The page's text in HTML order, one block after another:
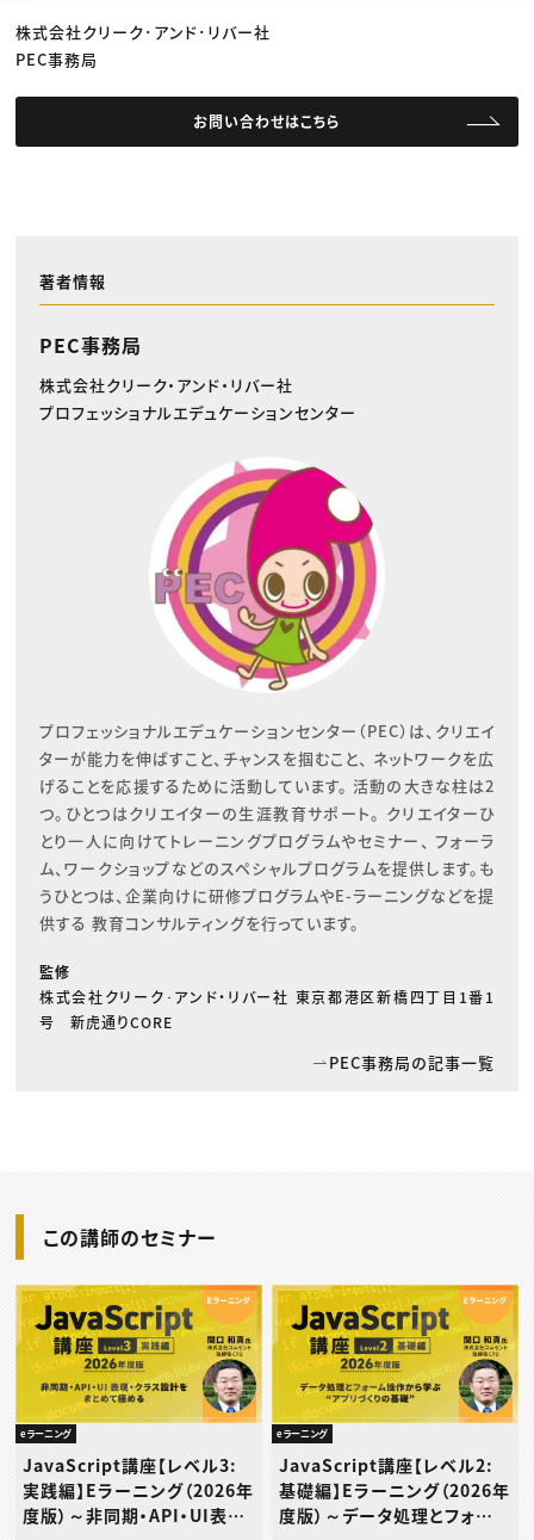
株式会社クリーク･アンド･リバー社
PEC事務局
お問い合わせはこちら
著者情報
PEC事務局
株式会社クリーク・アンド・リバー社
プロフェッショナルエデュケーションセンター
プロフェッショナルエデュケーションセンター（PEC）は、クリエイ
ターが能力を伸ばすこと、チャンスを掴むこと、 ネットワークを広
げることを応援するために活動しています。 活動の大きな柱は2
つ。ひとつはクリエイターの生涯教育サポート。 クリエイターひ
とり一人に向けてトレーニングプログラムやセミナー、 フォーラ
ム、ワークショップなどのスペシャルプログラムを提供します。も
うひとつは、企業向けに研修プログラムやE-ラーニングなどを提
供する 教育コンサルティングを行っています。
監修
株式会社クリーク･アンド・リバー社 東京都港区新橋四丁目1番1
号 新虎通りCORE
PEC事務局の記事一覧
この講師のセミナー
eラーニング
JavaScript講座【レベル3:
実践編】Eラーニング（2026年
度版）～非同期・API・UI表
eラーニング
JavaScript講座【レベル2:
基礎編】Eラーニング（2026年
度版）～データ処理とフォーム